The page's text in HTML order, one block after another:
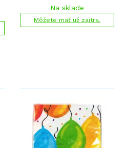
Na sklade
Môžete mať už zajtra.